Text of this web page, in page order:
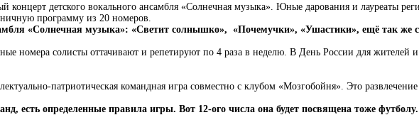
концерт детского вокального ансамбля «Солнечная музыка». Юные дарования и лауреаты
программу из 20 номеров.
«Солнечная музыка»: «Светит солнышко», «Почемучки», «Ушастики», ещё так же
номера солисты оттачивают и репетируют по 4 раза в неделю. В День России для жителей
патриотическая командная игра совместно с клубом «Мозгобойня». Это
есть определенные правила игры. Вот 12-ого числа она будет посвящена тоже